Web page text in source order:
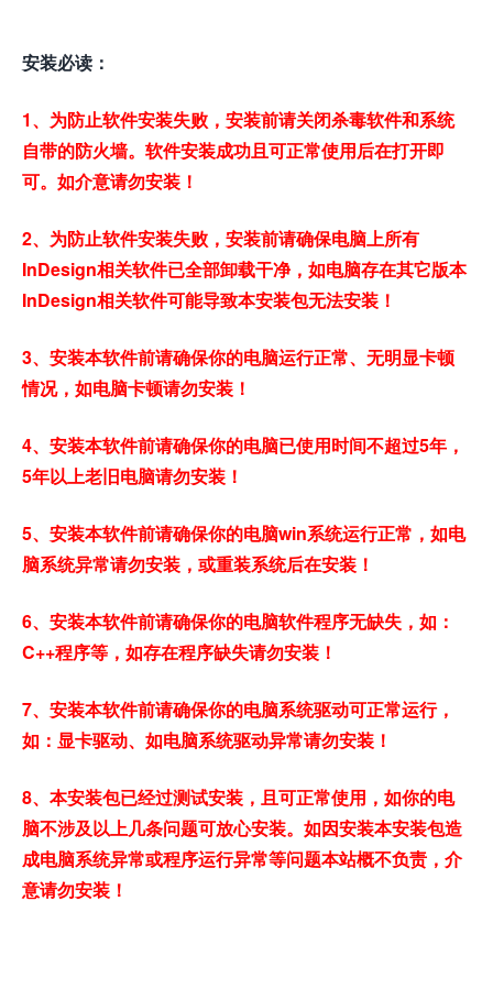
安装必读：
1、为防止软件安装失败，安装前请关闭杀毒软件和系统
自带的防火墙。软件安装成功且可正常使用后在打开即
可。如介意请勿安装！
2、为防止软件安装失败，安装前请确保电脑上所有
InDesign相关软件已全部卸载干净，如电脑存在其它版本
InDesign相关软件可能导致本安装包无法安装！
3、安装本软件前请确保你的电脑运行正常、无明显卡顿
情况，如电脑卡顿请勿安装！
4、安装本软件前请确保你的电脑已使用时间不超过5年，
5年以上老旧电脑请勿安装！
5、安装本软件前请确保你的电脑win系统运行正常，如电
脑系统异常请勿安装，或重装系统后在安装！
6、安装本软件前请确保你的电脑软件程序无缺失，如：
C++程序等，如存在程序缺失请勿安装！
7、安装本软件前请确保你的电脑系统驱动可正常运行，
如：显卡驱动、如电脑系统驱动异常请勿安装！
8、本安装包已经过测试安装，且可正常使用，如你的电
脑不涉及以上几条问题可放心安装。如因安装本安装包造
成电脑系统异常或程序运行异常等问题本站概不负责，介
意请勿安装！